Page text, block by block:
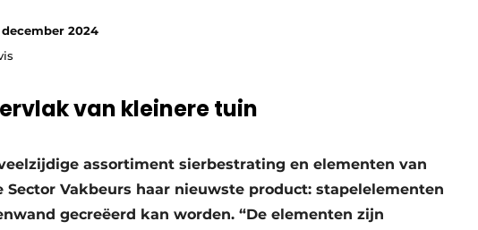
december 2024
van kleinere tuin
assortiment sierbestrating en elementen van
Sector Vakbeurs haar nieuwste product: stapelelementen
gecreëerd kan worden. “De elementen zijn